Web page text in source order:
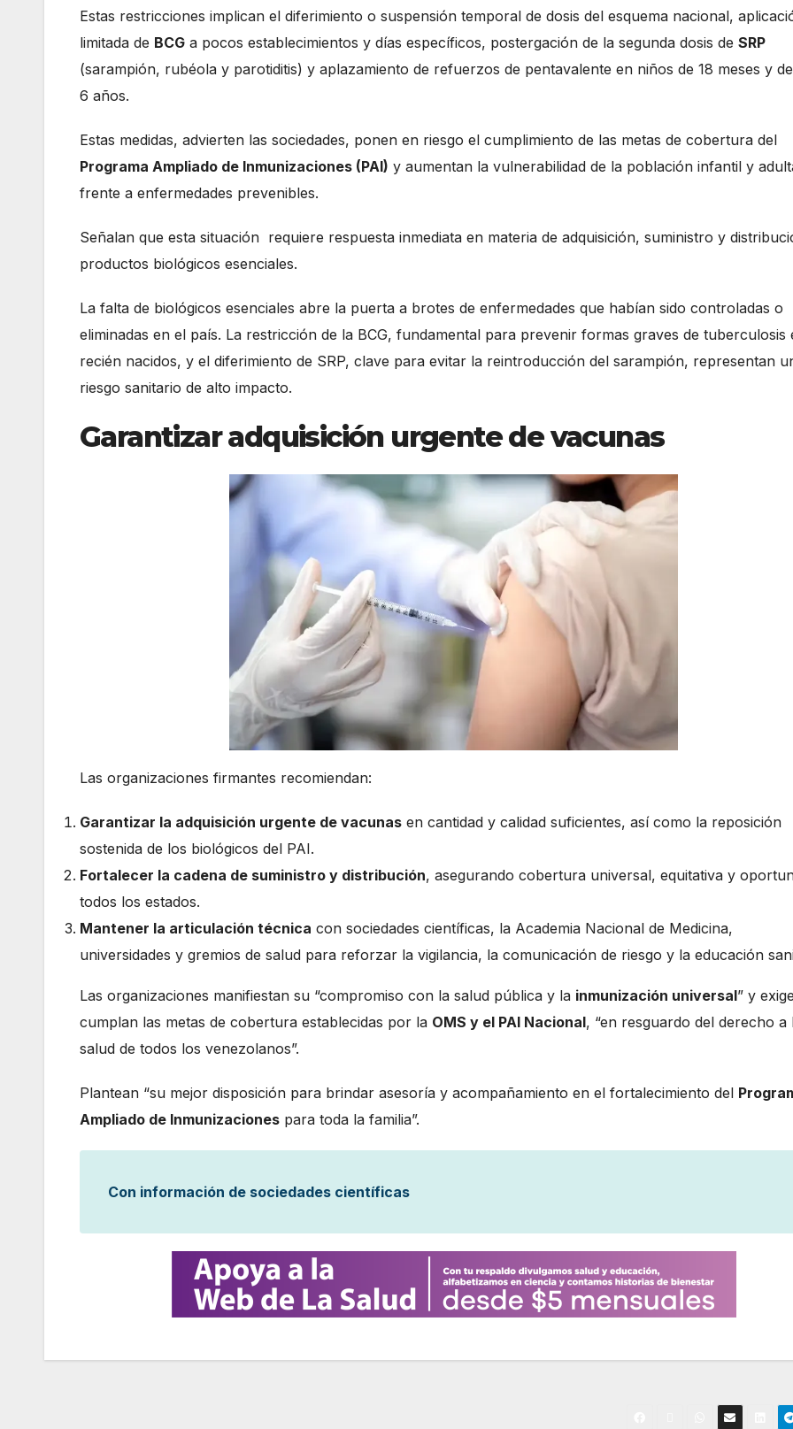
Estas restricciones implican el diferimiento o suspensión temporal de dosis del esquema nacional,
limitada de BCG a pocos establecimientos y días específicos, postergación de la segunda dosis de SRP
(sarampión, rubéola y parotiditis) y aplazamiento de refuerzos de pentavalente en niños de 18 meses y
6 años.
Estas medidas, advierten las sociedades, ponen en riesgo el cumplimiento de las metas de cobertura del
Programa Ampliado de Inmunizaciones (PAI) y aumentan la vulnerabilidad de la población infantil y
frente a enfermedades prevenibles.
Señalan que esta situación requiere respuesta inmediata en materia de adquisición, suministro y
productos biológicos esenciales.
La falta de biológicos esenciales abre la puerta a brotes de enfermedades que habían sido controladas o
eliminadas en el país. La restricción de la BCG, fundamental para prevenir formas graves de tuberculosis
recién nacidos, y el diferimiento de SRP, clave para evitar la reintroducción del sarampión, representan
riesgo sanitario de alto impacto.
Garantizar adquisición urgente de vacunas
Las organizaciones firmantes recomiendan:
Garantizar la adquisición urgente de vacunas en cantidad y calidad suficientes, así como la reposición
sostenida de los biológicos del PAI.
Fortalecer la cadena de suministro y distribución, asegurando cobertura universal, equitativa y
todos los estados.
Mantener la articulación técnica con sociedades científicas, la Academia Nacional de Medicina,
universidades y gremios de salud para reforzar la vigilancia, la comunicación de riesgo y la educación
Las organizaciones manifiestan su “compromiso con la salud pública y la inmunización universal” y
cumplan las metas de cobertura establecidas por la OMS y el PAI Nacional, “en resguardo del derecho a
salud de todos los venezolanos”.
Plantean “su mejor disposición para brindar asesoría y acompañamiento en el fortalecimiento del
Ampliado de Inmunizaciones para toda la familia”.
Con información de sociedades científicas